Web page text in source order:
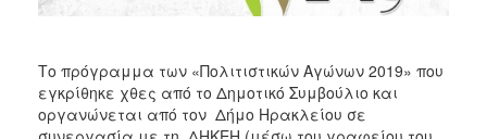
2012
2010
2006
Το πρόγραμμα των «Πολιτιστικών Αγώνων 2019» που
εγκρίθηκε χθες από το Δημοτικό Συμβούλιο και
οργανώνεται από τον Δήμο Ηρακλείου σε